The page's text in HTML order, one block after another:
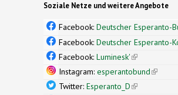
Soziale Netze und weitere Angebote
Facebook: Deutscher Esperanto-
Facebook: Deutscher Esperanto-
Facebook: Luminesk'(link is
Instagram: esperantobund(link is
Twitter: Esperanto_D(link is